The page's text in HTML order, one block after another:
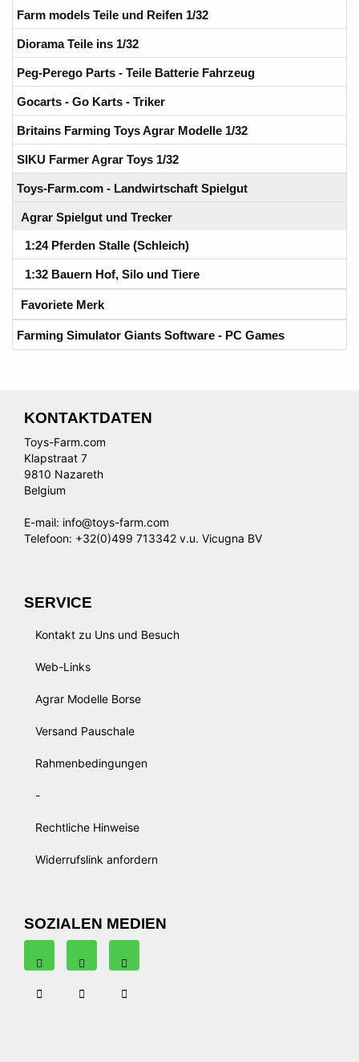
Farm models Teile und Reifen 1/32
Diorama Teile ins 1/32
Peg-Perego Parts - Teile Batterie Fahrzeug
Gocarts - Go Karts - Triker
Britains Farming Toys Agrar Modelle 1/32
SIKU Farmer Agrar Toys 1/32
Toys-Farm.com - Landwirtschaft Spielgut
Agrar Spielgut und Trecker
1:24 Pferden Stalle (Schleich)
1:32 Bauern Hof, Silo und Tiere
Favoriete Merk
Farming Simulator Giants Software - PC Games
KONTAKTDATEN
Toys-Farm.com
Klapstraat 7
9810 Nazareth
Belgium
E-mail: info@toys-farm.com
Telefoon: +32(0)499 713342 v.u. Vicugna BV
SERVICE
Kontakt zu Uns und Besuch
Web-Links
Agrar Modelle Borse
Versand Pauschale
Rahmenbedingungen
-
Rechtliche Hinweise
Widerrufslink anfordern
SOZIALEN MEDIEN